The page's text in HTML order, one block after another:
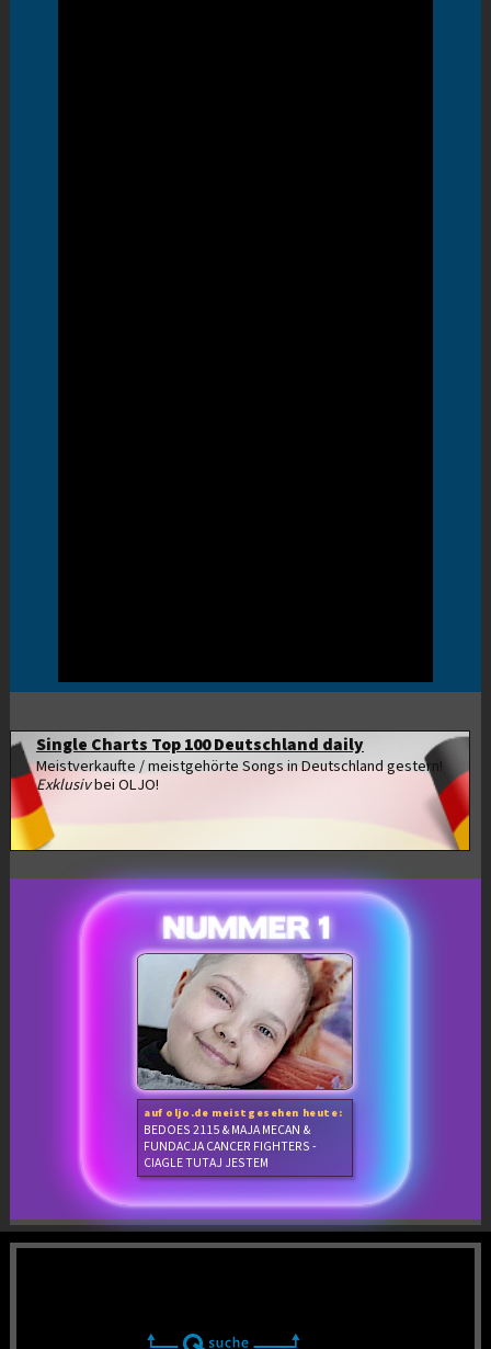
Single Charts Top 100 Deutschland daily
Meistverkaufte / meistgehörte Songs in Deutschland gestern!
Exklusivbei OLJO!
auf oljo.de meistgesehen heute:
BEDOES 2115 & MAJA MECAN &
FUNDACJA CANCER FIGHTERS -
CIAGLE TUTAJ JESTEM